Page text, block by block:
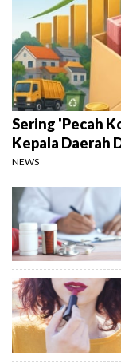
Sering 'Pecah
Kepala Daerah
NEWS